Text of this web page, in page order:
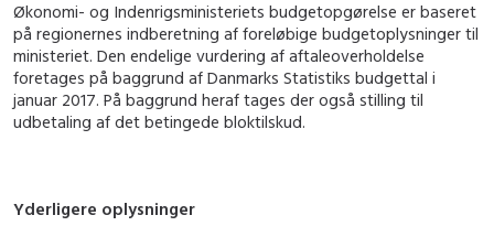
Økonomi- og Indenrigsministeriets budgetopgørelse er baseret
på regionernes indberetning af foreløbige budgetoplysninger til
ministeriet. Den endelige vurdering af aftaleoverholdelse
foretages på baggrund af Danmarks Statistiks budgettal i
januar 2017. På baggrund heraf tages der også stilling til
udbetaling af det betingede bloktilskud.
Yderligere oplysninger